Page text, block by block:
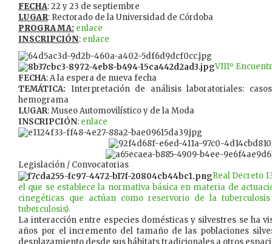
FECHA: 22 y 23 de septiembre
LUGAR: Rectorado de la Universidad de Córdoba
PROGRAMA: enlace
INSCRIPCIÓN: enlace
VIIIº
FECHA: A la espera de nueva fecha
TEMÁTICA: Interpretación de análisis laboratoriales:
hemograma
LUGAR: Museo Automovilístico y de la Moda
INSCRIPCIÓN: enlace
Legislación / Convocatorias
Real Decreto
el que se establece la normativa básica en materia de
cinegéticas que actúan como reservorio de la
tuberculosis).
La interacción entre especies domésticas y silvestres se ha
años por el incremento del tamaño de las poblaciones
desplazamiento desde sus hábitats tradicionales a otros